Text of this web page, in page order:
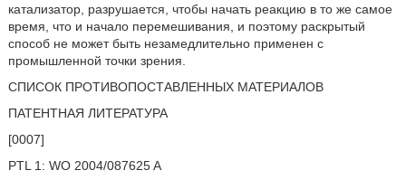
катализатор, разрушается, чтобы начать реакцию в то же самое
время, что и начало перемешивания, и поэтому раскрытый
способ не может быть незамедлительно применен с
промышленной точки зрения.
СПИСОК ПРОТИВОПОСТАВЛЕННЫХ МАТЕРИАЛОВ
ПАТЕНТНАЯ ЛИТЕРАТУРА
[0007]
PTL 1: WO 2004/087625 A